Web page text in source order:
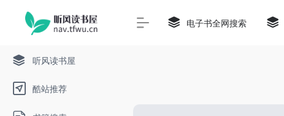
听风读书屋
酷站推荐
电子书全网搜索